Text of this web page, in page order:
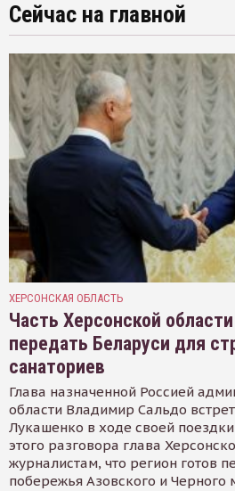
Сейчас на главной
ХЕРСОНСКАЯ ОБЛАСТЬ
Часть Херсонской
передать Беларуси для
санаториев
Глава назначенной Россией
области Владимир Сальдо
Лукашенко в ходе своей
этого разговора глава
журналистам, что регион готов
побережья Азовского и Черного